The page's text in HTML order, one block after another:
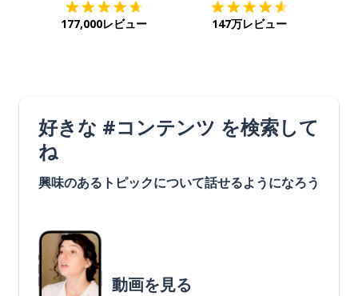
177,000レビュー 147万レビュー
好きな #コンテンツ を検索して
ね
興味のあるトピックについて話せるようになろう
動画を見る